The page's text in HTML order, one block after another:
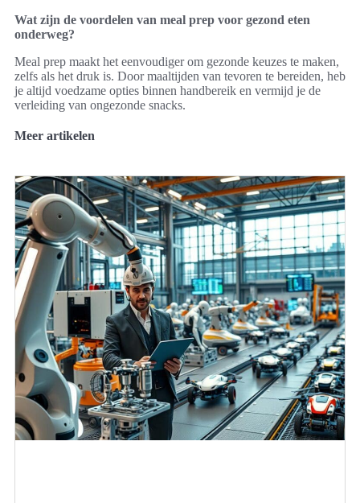
Wat zijn de voordelen van meal prep voor gezond eten
onderweg?
Meal prep maakt het eenvoudiger om gezonde keuzes te maken,
zelfs als het druk is. Door maaltijden van tevoren te bereiden, heb
je altijd voedzame opties binnen handbereik en vermijd je de
verleiding van ongezonde snacks.
Meer artikelen